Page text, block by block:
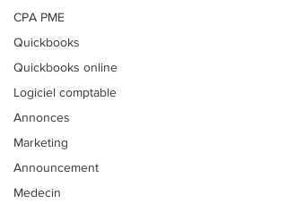
CPA PME
Quickbooks
Quickbooks online
Logiciel comptable
Annonces
Marketing
Announcement
Medecin